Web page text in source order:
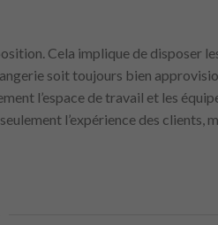
Cela implique de disposer
soit toujours bien
l’espace de travail et les
l’expérience des clients,